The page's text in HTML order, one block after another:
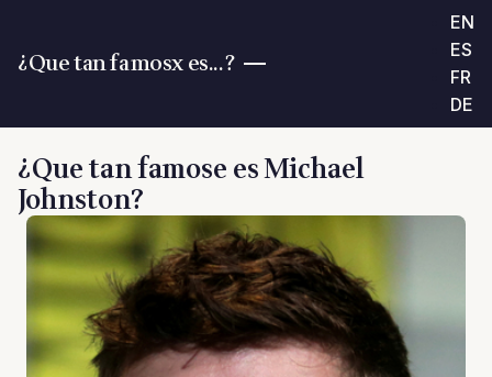
¿Que tan famosx es...?
EN
ES
FR
DE
¿Que tan famose es Michael
Johnston?